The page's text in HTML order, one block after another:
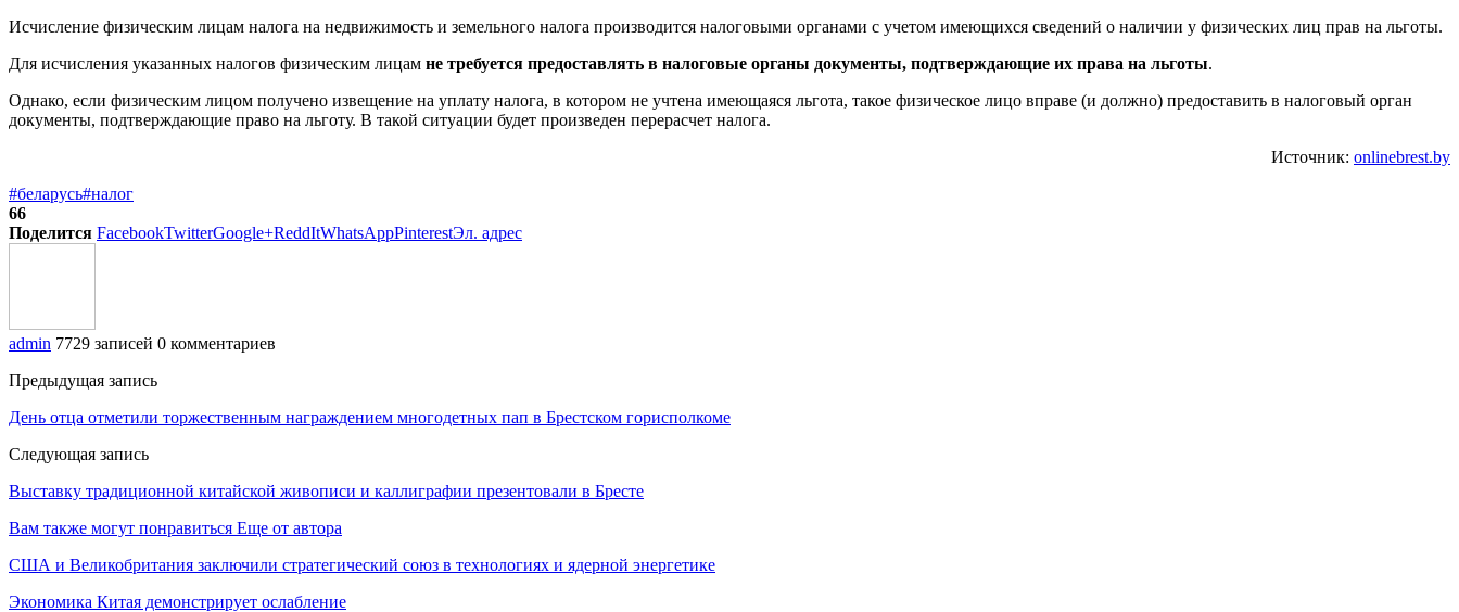
Исчисление физическим лицам налога на недвижимость и земельного налога производится налоговыми органами с учетом имеющихся сведений о наличии у физических лиц прав на льготы.
Для исчисления указанных налогов физическим лицам не требуется предоставлять в налоговые органы документы, подтверждающие их права на льготы.
Однако, если физическим лицом получено извещение на уплату налога, в котором не учтена имеющаяся льгота, такое физическое лицо вправе (и должно) предоставить в налоговый орган
документы, подтверждающие право на льготу. В такой ситуации будет произведен перерасчет налога.
Источник: onlinebrest.by
#беларусь#налог
66
Поделится FacebookTwitterGoogle+ReddItWhatsAppPinterestЭл. адрес
admin 7729 записей 0 комментариев
Предыдущая запись
День отца отметили торжественным награждением многодетных пап в Брестском горисполкоме
Следующая запись
Выставку традиционной китайской живописи и каллиграфии презентовали в Бресте
Вам также могут понравиться Еще от автора
США и Великобритания заключили стратегический союз в технологиях и ядерной энергетике
Экономика Китая демонстрирует ослабление